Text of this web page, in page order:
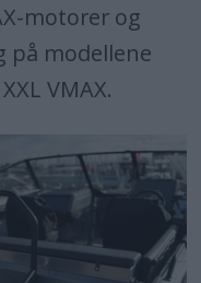
motorer og
modellene
VMAX.